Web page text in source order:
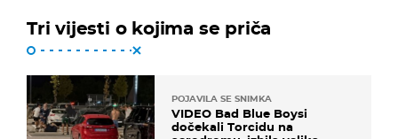
Tri vijesti o kojima se priča
POJAVILA SE SNIMKA
VIDEO Bad Blue Boysi
dočekali Torcidu na